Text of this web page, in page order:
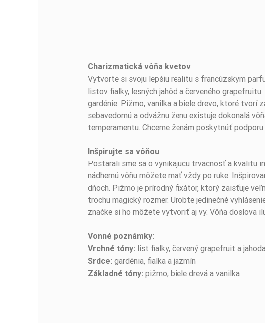
Charizmatická vôňa kvetov
Vytvorte si svoju lepšiu realitu s francúzskym
listov fialky, lesných jahôd a červeného
gardénie. Pižmo, vanilka a biele drevo, ktoré tvorí
sebavedomú a odvážnu ženu existuje dokonalá
temperamentu. Chceme ženám poskytnúť
Inšpirujte sa vôňou
Postarali sme sa o vynikajúcu trvácnosť a kvalitu
nádhernú vôňu môžete mať vždy po ruke.
dňoch. Pižmo je prírodný fixátor, ktorý zaisťuje
trochu magický rozmer. Urobte jedinečné
značke si ho môžete vytvoriť aj vy. Vôňa doslova
Vonné poznámky:
Vrchné tóny: list fialky, červený grapefruit a jahoda
Srdce:gardénia, fialka a jazmín
Základné tóny: pižmo, biele drevá a vanilka
BUĎTE PRVÝ, KTO NAPÍŠE RECENZIU!